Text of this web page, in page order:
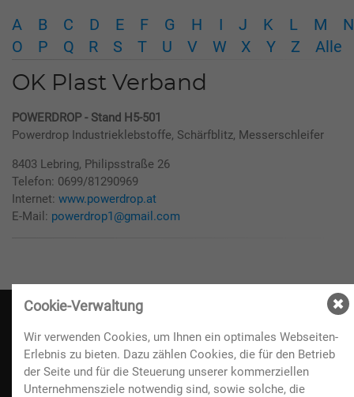
A B C D E F G H I J K L M
N
O
P Q R S T U V W X Y Z Alle
OK Plast Verband
POWERDROP - Stand H5-501
Powerdrop Industrieklebstoffe, Schärfblitz, Messerschleifer
8403 Lebring, Philipsstraße 26
Telefon: 0699/81290969
Internet: www.powerdrop.at
E-Mail: powerdrop1@gmail.com
Kontakt
A-3250 Wieselburg, Volksfestplatz 3
Cookie-Verwaltung
Wir verwenden Cookies, um Ihnen ein optimales Webseiten-
Erlebnis zu bieten. Dazu zählen Cookies, die für den Betrieb
der Seite und für die Steuerung unserer kommerziellen
Unternehmensziele notwendig sind, sowie solche, die